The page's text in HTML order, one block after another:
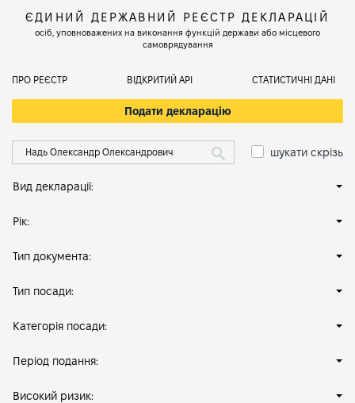
ЄДИНИЙ ДЕРЖАВНИЙ РЕЄСТР ДЕКЛАРАЦІЙ
осіб, уповноважених на виконання функцій держави або місцевого
самоврядування
ПРО РЕЄСТР ВІДКРИТИЙ АРІ СТАТИСТИЧНІ ДАНІ
Подати декларацію
шукати скрізь
Вид декларації:
Рік:
Тип документа:
Тип посади:
Категорія посади:
Період подання:
Високий ризик: